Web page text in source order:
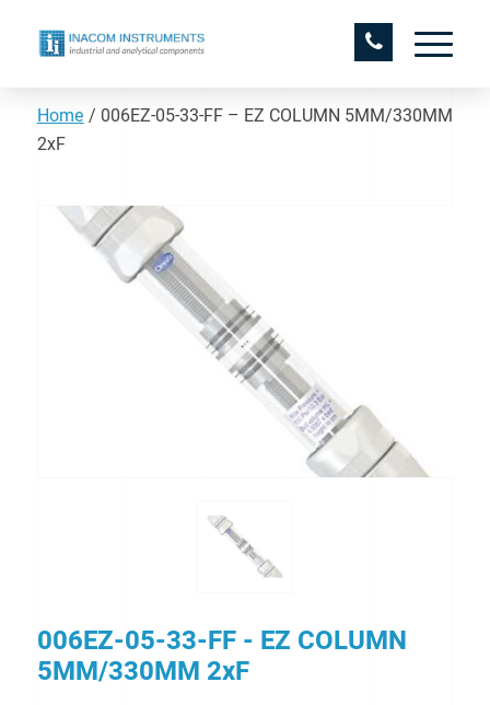
Home / 006EZ-05-33-FF – EZ COLUMN 5MM/330MM
2xF
006EZ-05-33-FF - EZ COLUMN
5MM/330MM 2xF